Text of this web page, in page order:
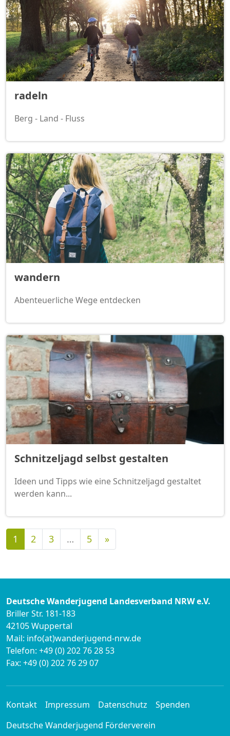
radeln
Berg - Land - Fluss
wandern
Abenteuerliche Wege entdecken
Schnitzeljagd selbst gestalten
Ideen und Tipps wie eine Schnitzeljagd gestaltet
werden kann...
1 2 3 … 5 »Nächste
Deutsche Wanderjugend Landesverband NRW e.V.
Briller Str. 181-183
42105 Wuppertal
Mail: info(at)wanderjugend-nrw.de
Telefon: +49 (0) 202 76 28 53
Fax: +49 (0) 202 76 29 07
Kontakt Impressum Datenschutz
Spenden
Deutsche Wanderjugend Förderverein